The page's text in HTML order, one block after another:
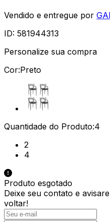
Vendido e entregue por
ID: 581944313
Personalize sua compra
Cor:Preto
Quantidade do Produto:4
2
4
Produto esgotado
Deixe seu contato e
voltar!